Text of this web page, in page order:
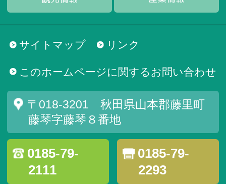
サイトマップ リンク
このホームページに関するお問い合わせ
〒018-3201 秋田県山本郡藤里町
藤琴字藤琴８番地
0185-79-
2111
0185-79-
2293